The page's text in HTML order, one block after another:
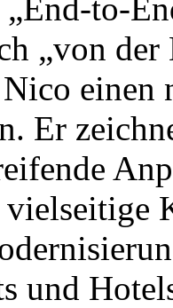
to-
„von
Er
und